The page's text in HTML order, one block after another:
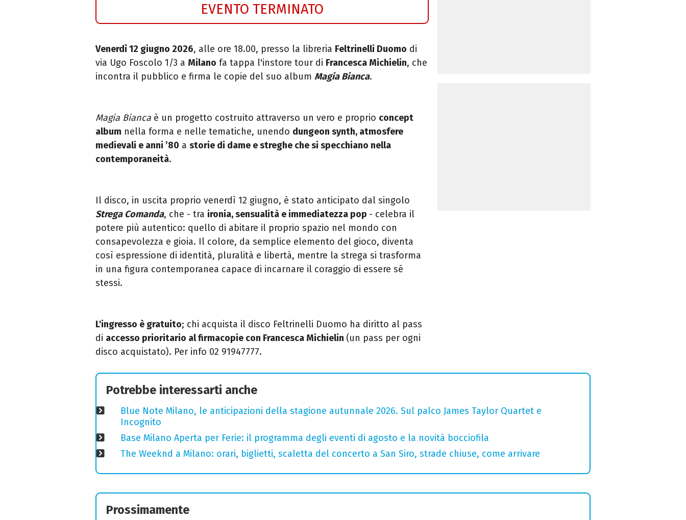
EVENTO TERMINATO
Venerdì 12 giugno 2026, alle ore 18.00, presso la libreria Feltrinelli Duomo di
via Ugo Foscolo 1/3 a Milano fa tappa l'instore tour di Francesca Michielin, che
incontra il pubblico e firma le copie del suo album Magia Bianca.
Magia Bianca è un progetto costruito attraverso un vero e proprio concept
album nella forma e nelle tematiche, unendo dungeon synth, atmosfere
medievali e anni ’80 a storie di dame e streghe che si specchiano nella
contemporaneità.
Il disco, in uscita proprio venerdì 12 giugno, è stato anticipato dal singolo
Strega Comanda, che - tra ironia, sensualità e immediatezza pop - celebra il
potere più autentico: quello di abitare il proprio spazio nel mondo con
consapevolezza e gioia. Il colore, da semplice elemento del gioco, diventa
così espressione di identità, pluralità e libertà, mentre la strega si trasforma
in una figura contemporanea capace di incarnare il coraggio di essere sé
stessi.
L'ingresso è gratuito; chi acquista il disco Feltrinelli Duomo ha diritto al pass
di accesso prioritario al firmacopie con Francesca Michielin (un pass per ogni
disco acquistato). Per info 02 91947777.
Potrebbe interessarti anche
Blue Note Milano, le anticipazioni della stagione autunnale 2026. Sul palco James Taylor Quartet e
Incognito
Base Milano Aperta per Ferie: il programma degli eventi di agosto e la novità bocciofila
The Weeknd a Milano: orari, biglietti, scaletta del concerto a San Siro, strade chiuse, come arrivare
Prossimamente